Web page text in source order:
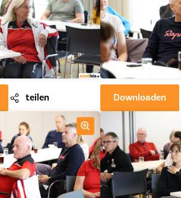
teilen Downloaden